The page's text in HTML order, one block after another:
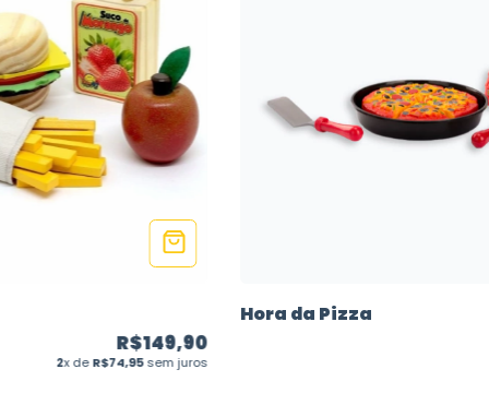
R$149,90
2x deR$74,95sem juros
Hora da Pizza